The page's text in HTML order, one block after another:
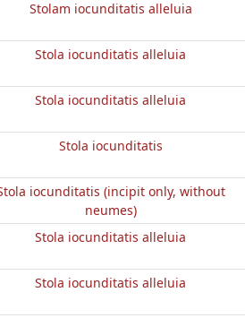
Stolam iocunditatis alleluia
Stola iocunditatis alleluia
Stola iocunditatis alleluia
Stola iocunditatis
iocunditatis (incipit only, without
neumes)
Stola iocunditatis alleluia
Stola iocunditatis alleluia